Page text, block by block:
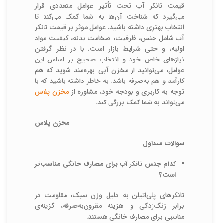
قیمت تانکر آب تحت تأثیر عوامل متعددی قرار
می‌گیرد که شناخت آن‌ها به شما کمک می‌کند تا
انتخاب بهتری داشته باشید. عوامل موثر بر قیمت تانکر
آب شامل جنس، ظرفیت، ضخامت بدنه، کیفیت مواد
اولیه، و حتی شرایط بازار است. با در نظر گرفتن
نیازهای خاص خود و انتخاب صحیح بر اساس این
عوامل، می‌توانید از مخزن آبی بهره‌مند شوید که هم‌
کارآمد و هم به‌صرفه باشد. به خاطر داشته باشید که با
توجه به کاربری و بودجه خود، مشاوره ازمخزن پلاس
می‌تواند به شما کمک بزرگی کند.
مخزن پلاس
سوالات متداول
کدام جنس تانکر آب برای مصارف خانگی مناسب‌تر
است؟
تانکرهای پلی‌اتیلن به دلیل وزن سبک، مقاومت در
برابر زنگ‌زدگی و هزینه مقرون‌به‌صرفه، گزینه‌ی
مناسبی برای مصارف خانگی هستند.